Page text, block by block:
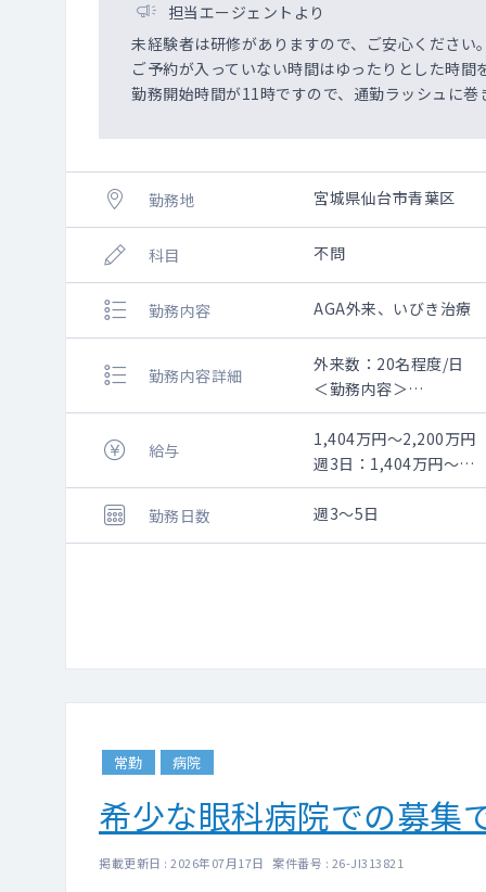
担当エージェントより
未経験者は研修がありますので、ご安心ください
ご予約が入っていない時間はゆったりとした時間
勤務開始時間が11時ですので、通勤ラッシュに巻
勤務地 宮城県仙台市青葉区
科目 不問
勤務内容 AGA外来、いびき治療
勤務内容詳細
外来数：20名程度/日
＜勤務内容＞
診療内容：カウンセリ
診療体制：医師は1診で
完全予約制の患者様の
今後の治療とケア方法
患者様により注射など
外来数は終日20~25名
カウンセリングのうえ
【いびき治療】
給与
1,404万円～2,200万円
週3日：1,404万円～
週5日：2,200万円～
勤務日数
週3～5日
常勤 病院
希少な眼科病院での募集
掲載更新日 : 2026年07月17日 案件番号 : 26-JI313821